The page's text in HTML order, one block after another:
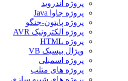
پروژه اندروید
پروژه جاوا Java
پروژه پایتون-جنگو
پروژه الکترونیک AVR
پروژه HTML
ویژال بیسیک VB
پروژه اسمبلی
پروژه های متلب
پروژه های شبیه سازی